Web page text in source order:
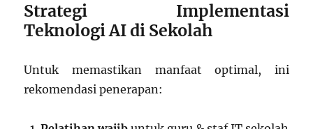
Strategi Implementasi
Teknologi AI di Sekolah
Untuk memastikan manfaat optimal, ini
rekomendasi penerapan: